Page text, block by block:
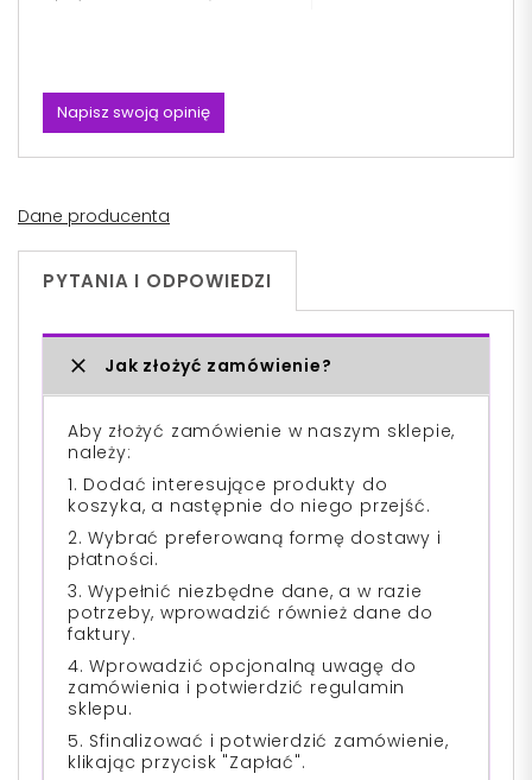
Napisz swoją opinię
Dane producenta
PYTANIA I ODPOWIEDZI
Jak złożyć zamówienie?
Aby złożyć zamówienie w naszym sklepie,
należy:
1. Dodać interesujące produkty do
koszyka, a następnie do niego przejść.
2. Wybrać preferowaną formę dostawy i
płatności.
3. Wypełnić niezbędne dane, a w razie
potrzeby, wprowadzić również dane do
faktury.
4. Wprowadzić opcjonalną uwagę do
zamówienia i potwierdzić regulamin
sklepu.
5. Sfinalizować i potwierdzić zamówienie,
klikając przycisk "Zapłać".